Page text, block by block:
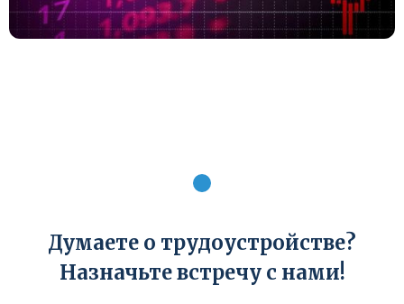
Думаете o трудоустройстве?
Назначьте встречу с нами!